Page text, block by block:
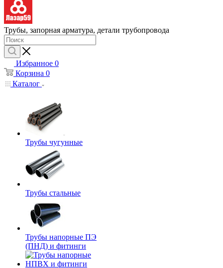
Трубы, запорная арматура, детали трубопровода
Избранное 0
Корзина 0
Каталог
Трубы чугунные
Трубы стальные
Трубы напорные ПЭ
(ПНД) и фитинги